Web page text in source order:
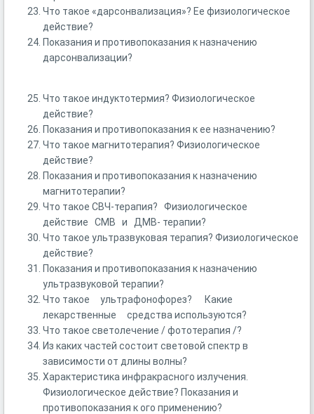
Что такое «дарсонвализация»? Ее физиологическое
действие?
Показания и противопоказания к назначению
дарсонвализации?
Что такое индуктотермия? Физиологическое
действие?
Показания и противопоказания к ее назначению?
Что такое магнитотерапия? Физиологическое
действие?
Показания и противопоказания к назначению
магнитотерапии?
Что такое СВЧ-терапия? Физиологическое
действие СМВ и ДМВ- терапии?
Что такое ультразвуковая терапия? Физиологическое
действие?
Показания и противопоказания к назначению
ультразвуковой терапии?
Что такое ультрафонофорез? Какие
лекарственные средства используются?
Что такое светолечение / фототерапия /?
Из каких частей состоит световой спектр в
зависимости от длины волны?
Характеристика инфракрасного излучения.
Физиологическое действие? Показания и
противопоказания к ого применению?